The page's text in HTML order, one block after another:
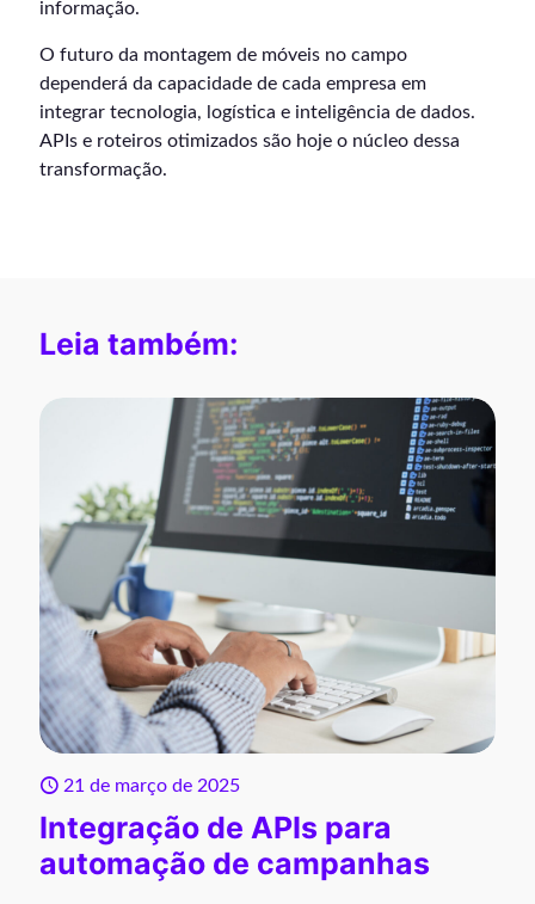
informação.
O futuro da montagem de móveis no campo
dependerá da capacidade de cada empresa em
integrar tecnologia, logística e inteligência de dados.
APIs e roteiros otimizados são hoje o núcleo dessa
transformação.
Leia também:
21 de março de 2025
Integração de APIs para
automação de campanhas